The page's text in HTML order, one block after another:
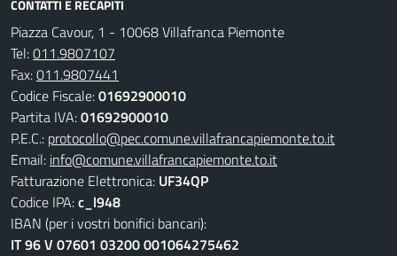
CONTATTI E RECAPITI
Piazza Cavour, 1 - 10068 Villafranca Piemonte
Tel:011.9807107
Fax:011.9807441
Codice Fiscale:01692900010
Partita IVA:01692900010
P.E.C.: protocollo@pec.comune.villafrancapiemonte.to.it
Email: info@comune.villafrancapiemonte.to.it
Fatturazione Elettronica: UF34QP
Codice IPA:c_l948
IBAN (per i vostri bonifici bancari):
IT 96 V 07601 03200 001064275462